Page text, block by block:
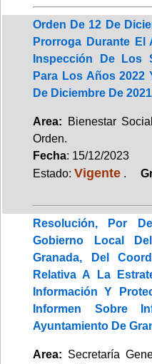
Orden De 12 De
Prorroga Durante El
Inspección De Los
Para Los Años 2022
De Diciembre De 2021
Area: Bienestar
Orden.
Fecha: 15/12/2023
Estado: Vigente .
Resolución, Por
Gobierno Local
Granada, Del
Relativa A La
Información Y
Informen Sobre
Ayuntamiento De
Area: Secretaría